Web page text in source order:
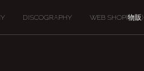
DISCOGRAPHY WEB SHOP(物販)